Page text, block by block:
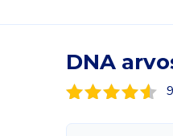
DNA